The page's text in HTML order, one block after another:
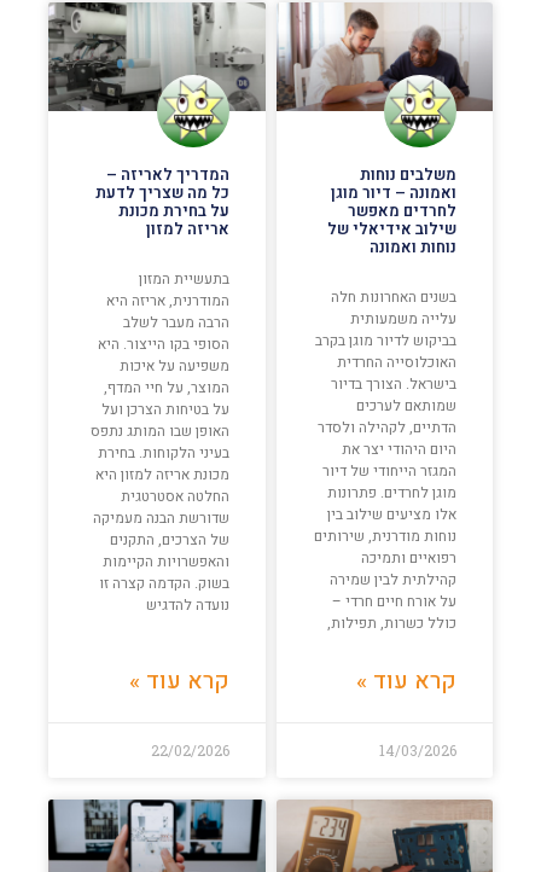
משלבים נוחות
ואמונה – דיור מוגן
לחרדים מאפשר
שילוב אידיאלי של
נוחות ואמונה
בשנים האחרונות חלה
עלייה משמעותית
בביקוש לדיור מוגן בקרב
האוכלוסייה החרדית
בישראל. הצורך בדיור
שמותאם לערכים
הדתיים, לקהילה ולסדר
היום היהודי יצר את
המגזר הייחודי של דיור
מוגן לחרדים. פתרונות
אלו מציעים שילוב בין
נוחות מודרנית, שירותים
רפואיים ותמיכה
קהילתית לבין שמירה
על אורח חיים חרדי –
כולל כשרות, תפילות,
קרא עוד »
14/03/2026
המדריך לאריזה –
כל מה שצריך לדעת
על בחירת מכונת
אריזה למזון
בתעשיית המזון
המודרנית, אריזה היא
הרבה מעבר לשלב
הסופי בקו הייצור. היא
משפיעה על איכות
המוצר, על חיי המדף,
על בטיחות הצרכן ועל
האופן שבו המותג נתפס
בעיני הלקוחות. בחירת
מכונת אריזה למזון היא
החלטה אסטרטגית
שדורשת הבנה מעמיקה
של הצרכים, התקנים
והאפשרויות הקיימות
בשוק. הקדמה קצרה זו
נועדה להדגיש
קרא עוד »
22/02/2026